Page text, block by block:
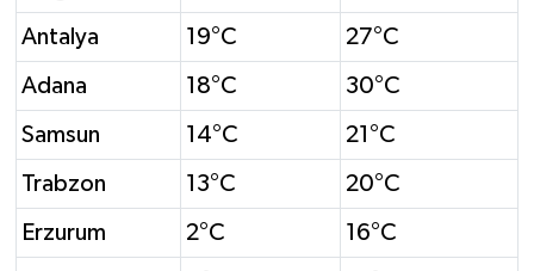
Antalya 19°C 27°C
Adana 18°C 30°C
Samsun 14°C 21°C
Trabzon 13°C 20°C
Erzurum 2°C 16°C